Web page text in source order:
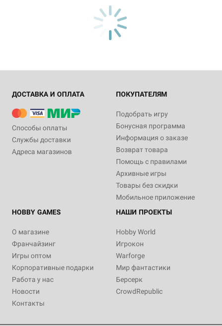
ДОСТАВКА И ОПЛАТА
Способы оплаты
Службы доставки
Адреса магазинов
ПОКУПАТЕЛЯМ
Подобрать игру
Бонусная программа
Информация о заказе
Возврат товара
Помощь с правилами
Архивные игры
Товары без скидки
Мобильное приложение
HOBBY GAMES
О магазине
Франчайзинг
Игры оптом
Корпоративные подарки
Работа у нас
Новости
Контакты
НАШИ ПРОЕКТЫ
Hobby World
Игрокон
Warforge
Мир фантастики
Берсерк
CrowdRepublic